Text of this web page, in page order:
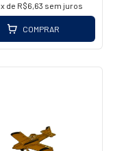
x de R$6,63 sem juros
COMPRAR